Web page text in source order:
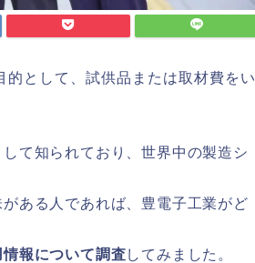
的として、試供品または取材費をい
して知られており、世界中の製造シ
ある人であれば、豊電子工業がど
報について調査してみました。